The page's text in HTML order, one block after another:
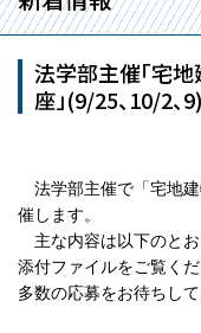
法学部主催「宅
座」(9/25、10/2、9)
法学部主催で「宅地
催します。
主な内容は以下のと
添付ファイルをご覧く
多数の応募をお待ちして